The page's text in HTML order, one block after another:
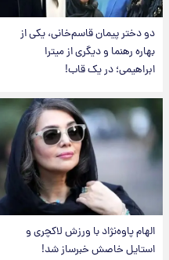
دو دختر پیمان قاسم‌خانی، یکی از
بهاره رهنما و دیگری از میترا
ابراهیمی؛ در یک قاب!
الهام پاوه‌نژاد با ورزش لاکچری و
استایل خاصش خبرساز شد!